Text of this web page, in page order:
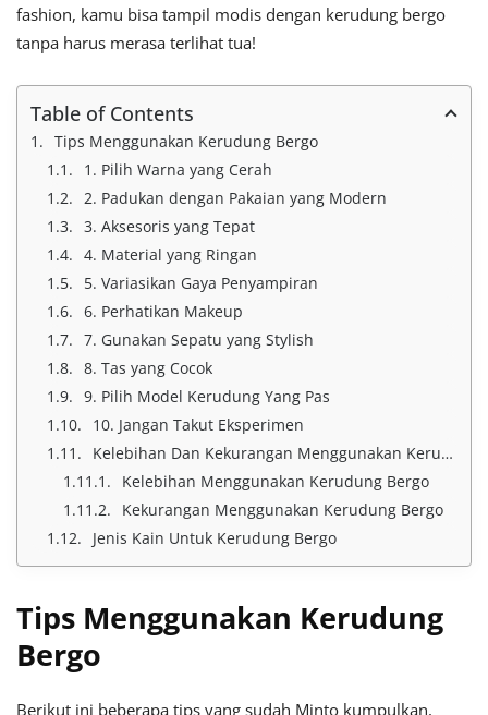
fashion, kamu bisa tampil modis dengan kerudung bergo
tanpa harus merasa terlihat tua!
Table of Contents
Tips Menggunakan Kerudung Bergo
1. Pilih Warna yang Cerah
2. Padukan dengan Pakaian yang Modern
3. Aksesoris yang Tepat
4. Material yang Ringan
5. Variasikan Gaya Penyampiran
6. Perhatikan Makeup
7. Gunakan Sepatu yang Stylish
8. Tas yang Cocok
9. Pilih Model Kerudung Yang Pas
10. Jangan Takut Eksperimen
Kelebihan Dan Kekurangan Menggunakan Kerudung Bergo
Kelebihan Menggunakan Kerudung Bergo
Kekurangan Menggunakan Kerudung Bergo
Jenis Kain Untuk Kerudung Bergo
Tips Menggunakan Kerudung
Bergo
Berikut ini beberapa tips yang sudah Minto kumpulkan,